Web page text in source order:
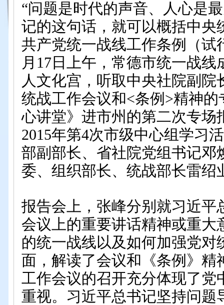
“问题是时代的声音、人心是
记的这句话，就可以概括中央
共产党统一战线工作条例（试
月 17日上午，常德市统一战线
人文化宫，听取中央社院副
统战工作会议和<条例 >精神的
心讲堂》进市州的第二次专场
2015年第4次市级中心组学习
部副部长、省社院党组书记邓
委、组织部长、统战部长雷绍
报告会上，张峰分别就习近平
会议上的重要讲话精神或重大
的统一战线以及如何加强党对
面，解读了会议和《条例》精
工作会议的召开充分体现了党
重视。习近平总书记坚持问题